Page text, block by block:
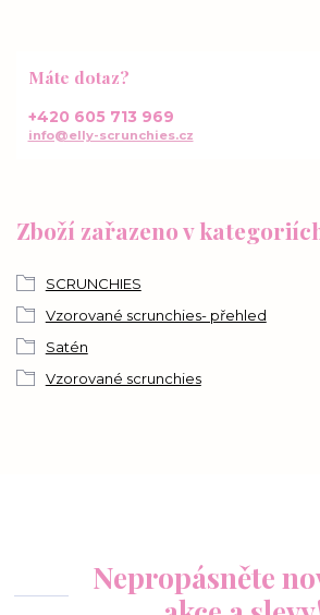
Zboží zařazeno v
SCRUNCHIES
Vzorované scrunchies- přehled
Satén
Vzorované scrunchies
Máte dotaz?
+420 605 713 969
info@elly-scrunchies.cz
Nepropásněte